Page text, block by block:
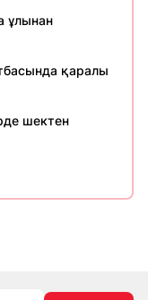
ұлынан
қаралы
шектен